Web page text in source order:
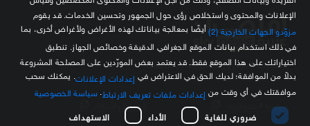
مصدرك الموثوق للمعلومة الاقتصادية
سياسة الخصوصية الشروط والأحكام
الإعلانات والمحتوى واستخلاص رؤى حول الجمهور وتحسين الخدمات. قد يقوم
مزوّدو الجهات الخارجية (2)
أيضًا بمعالجة بياناتك لهذه الأغراض ولأغراض أخرى، بما
في ذلك استخدام بيانات الموقع الجغرافي الدقيقة وخصائص الجهاز. تنطبق
اختياراتك على هذا الموقع فقط. قد يعتمد بعض المورّدين على المصلحة المشروعة
بدلاً من الموافقة؛ لديك الحق في الاعتراض في إعدادات الإعلانات . يمكنك سحب
موافقتك في أي وقت من إعدادات ملفات تعريف الارتباط سياسة الخصوصية
ضروري للغاية
الأداء الاستهداف